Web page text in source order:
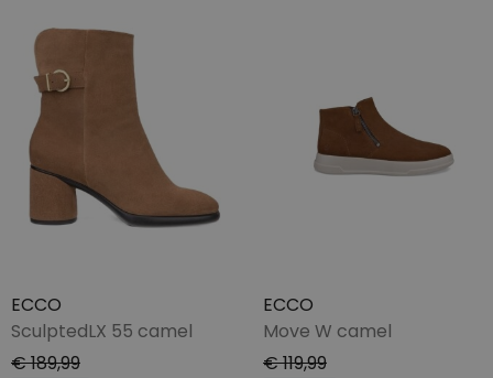
ECCO
SculptedLX 55 camel
€ 189,99
ECCO
Move W camel
€ 119,99